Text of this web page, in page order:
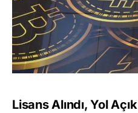
Lisans Alındı, Yol Açık